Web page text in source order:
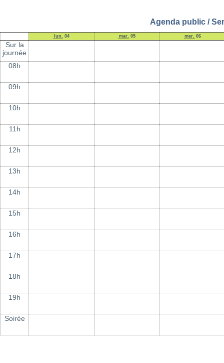
Agenda public /
lun. 04 mar. 05 mer. 06
Sur la
journée
08h
09h
10h
11h
12h
13h
14h
15h
16h
17h
18h
19h
Soirée